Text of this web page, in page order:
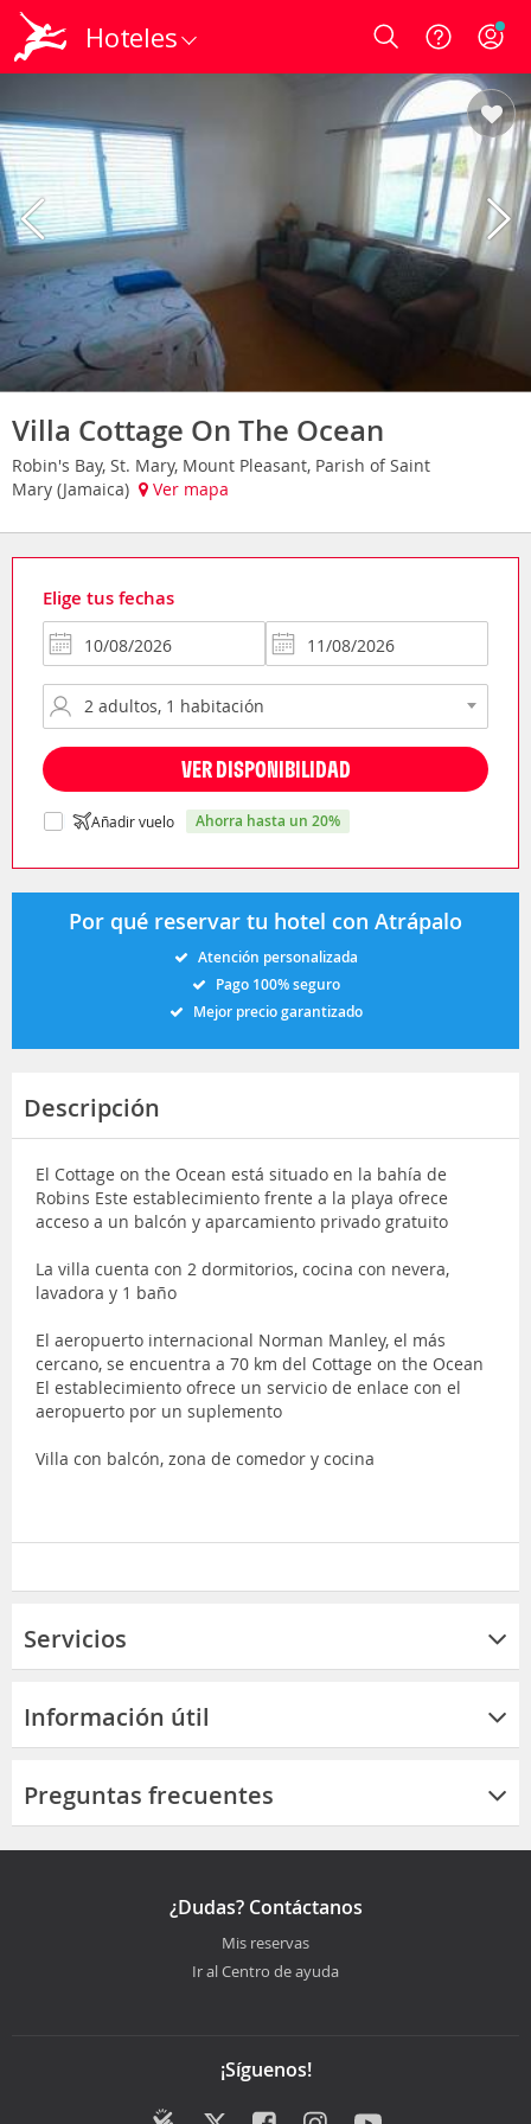
Hoteles Login
Villa Cottage On The Ocean
Robin's Bay, St. Mary, Mount Pleasant, Parish of Saint
Mary (Jamaica)
Ver mapa
Elige tus fechas
VER DISPONIBILIDAD
Añadir vuelo ahorra hasta un 20%
Por qué reservar tu hotel con Atrápalo
Atención personalizada
Pago 100% seguro
Mejor precio garantizado
Descripción
El Cottage on the Ocean está situado en la bahía de
Robins Este establecimiento frente a la playa ofrece
acceso a un balcón y aparcamiento privado gratuito
La villa cuenta con 2 dormitorios, cocina con nevera,
lavadora y 1 baño
El aeropuerto internacional Norman Manley, el más
cercano, se encuentra a 70 km del Cottage on the Ocean
El establecimiento ofrece un servicio de enlace con el
aeropuerto por un suplemento
Villa con balcón, zona de comedor y cocina
Servicios
Información útil
Preguntas frecuentes
¿Dudas? Contáctanos
Mis reservas
Ir al Centro de ayuda
¡Síguenos!